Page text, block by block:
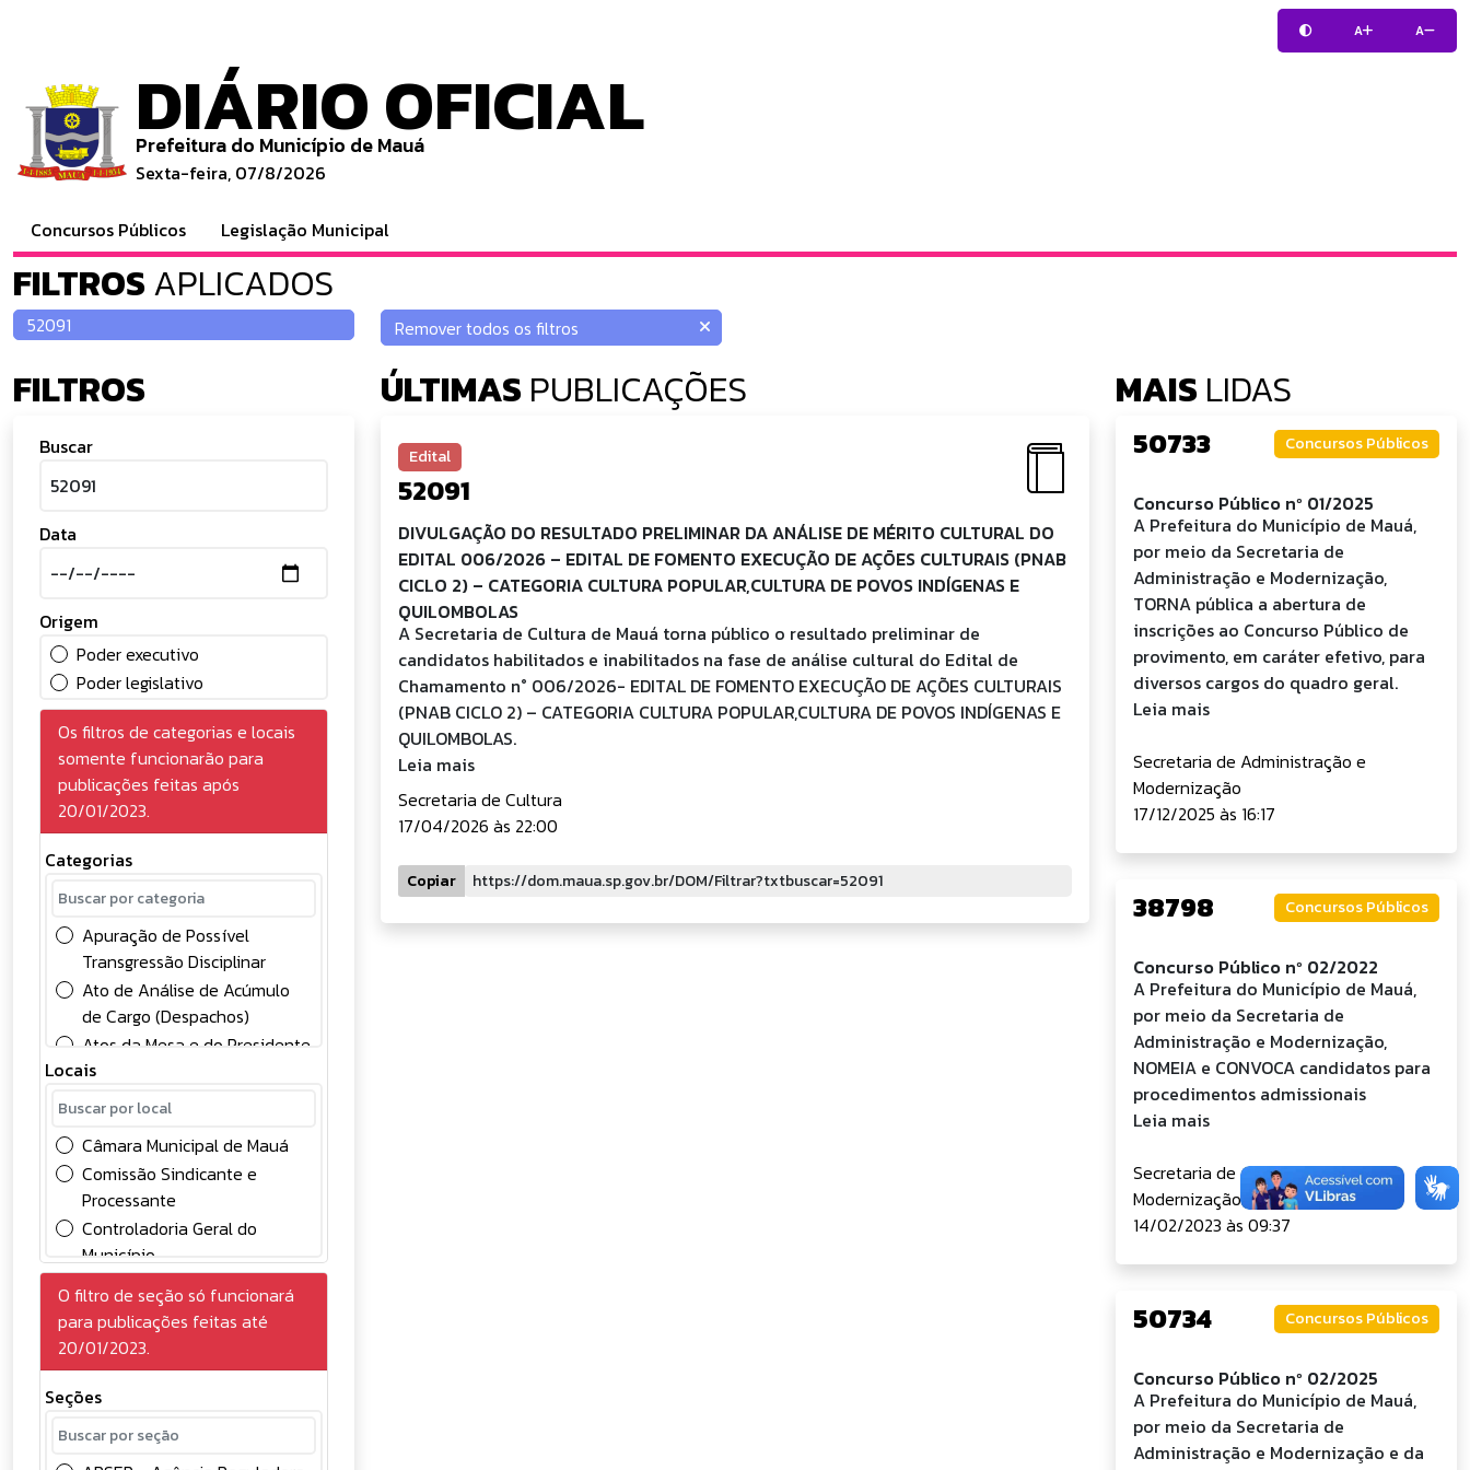
A A
DIÁRIO OFICIAL
Prefeitura do Município de Mauá
Sexta-feira, 07/8/2026
Concursos Públicos Legislação Municipal
FILTROSAPLICADOS
FILTROS
Buscar
Data
Origem
Poder executivo
Poder legislativo
Os filtros de categorias e locais
somente funcionarão para
publicações feitas após
20/01/2023.
Categorias
Apuração de Possível
Transgressão Disciplinar
Ato de Análise de Acúmulo
de Cargo (Despachos)
Atos da Mesa e do Presidente
Atos Oficiais
Chamamento Público
Concessão
Concursos Públicos
Conselhos
Contabilidade
Contratos
Convocação
Credenciamento de
Eventuais
Diversos
Edital
Locais
Câmara Municipal de Mauá
Comissão Sindicante e
Processante
Controladoria Geral do
Município
Divisão de Controle Contábil
Gabinete do Prefeito
Gerência de Gestão e
Desenvolvimento em
Recursos Humanos
Prefeitura do Município de
O filtro de seção só funcionará
para publicações feitas até
20/01/2023.
Seções
ÚLTIMASPUBLICAÇÕES
Edital
52091
DIVULGAÇÃO DO RESULTADO PRELIMINAR DA ANÁLISE DE MÉRITO CULTURAL DO
EDITAL 006/2026 – EDITAL DE FOMENTO EXECUÇÃO DE AÇÕES CULTURAIS (PNAB
CICLO 2) – CATEGORIA CULTURA POPULAR,CULTURA DE POVOS INDÍGENAS E
QUILOMBOLAS
A Secretaria de Cultura de Mauá torna público o resultado preliminar de
candidatos habilitados e inabilitados na fase de análise cultural do Edital de
Chamamento n° 006/2026- EDITAL DE FOMENTO EXECUÇÃO DE AÇÕES CULTURAIS
(PNAB CICLO 2) – CATEGORIA CULTURA POPULAR,CULTURA DE POVOS INDÍGENAS E
QUILOMBOLAS.
Leia mais
Secretaria de Cultura
17/04/2026 às 22:00
Copiar
MAISLIDAS
50733 Concursos Públicos
Concurso Público nº 01/2025
A Prefeitura do Município de Mauá,
por meio da Secretaria de
Administração e Modernização,
TORNA pública a abertura de
inscrições ao Concurso Público de
provimento, em caráter efetivo, para
diversos cargos do quadro geral.
Leia mais
Secretaria de Administração e
Modernização
17/12/2025 às 16:17
38798 Concursos Públicos
Concurso Público nº 02/2022
A Prefeitura do Município de Mauá,
por meio da Secretaria de
Administração e Modernização,
NOMEIA e CONVOCA candidatos para
procedimentos admissionais
Leia mais
Secretaria de Administração e
Modernização
14/02/2023 às 09:37
50734 Concursos Públicos
Concurso Público nº 02/2025
A Prefeitura do Município de Mauá,
por meio da Secretaria de
Administração e Modernização e da